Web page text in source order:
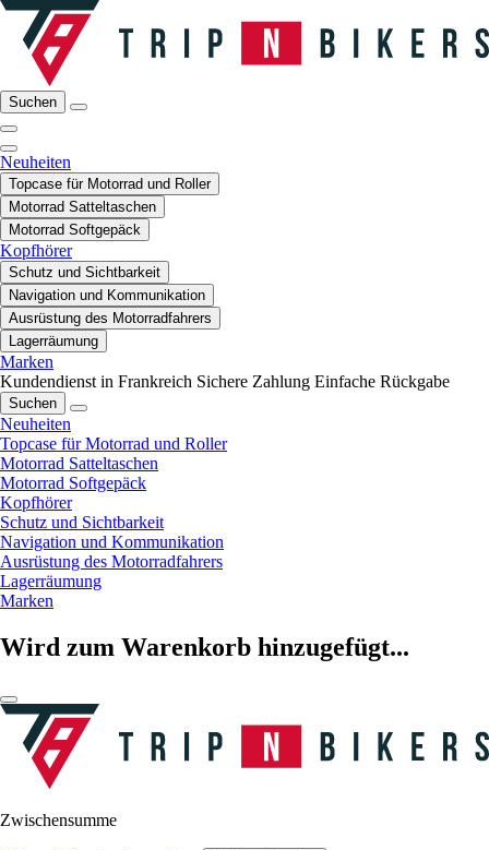
Suchen
Neuheiten
Topcase für Motorrad und Roller
Motorrad Satteltaschen
Motorrad Softgepäck
Kopfhörer
Schutz und Sichtbarkeit
Navigation und Kommunikation
Ausrüstung des Motorradfahrers
Lagerräumung
Marken
Kundendienst in Frankreich Sichere Zahlung Einfache Rückgabe
Suchen
Neuheiten
Topcase für Motorrad und Roller
Motorrad Satteltaschen
Motorrad Softgepäck
Kopfhörer
Schutz und Sichtbarkeit
Navigation und Kommunikation
Ausrüstung des Motorradfahrers
Lagerräumung
Marken
Wird zum Warenkorb hinzugefügt...
Zwischensumme